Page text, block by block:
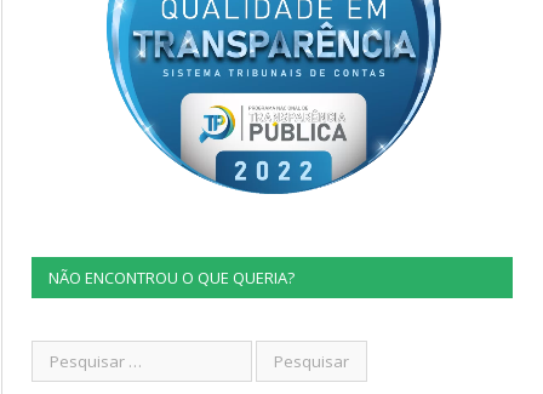
NÃO ENCONTROU O QUE QUERIA?